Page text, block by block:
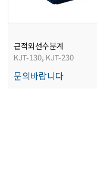
분계/회전계/도막두께/초음파
근적외선수분계
KJT-130, KJT-230
문의바랍니다